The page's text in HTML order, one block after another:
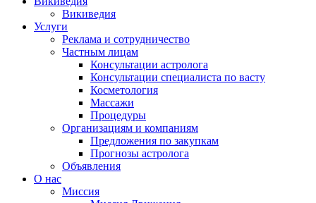
Викиведия
Услуги
Реклама и сотрудничество
Частным лицам
Консультации астролога
Консультации специалиста по васту
Косметология
Массажи
Процедуры
Организациям и компаниям
Предложения по закупкам
Прогнозы астролога
Объявления
О нас
Миссия